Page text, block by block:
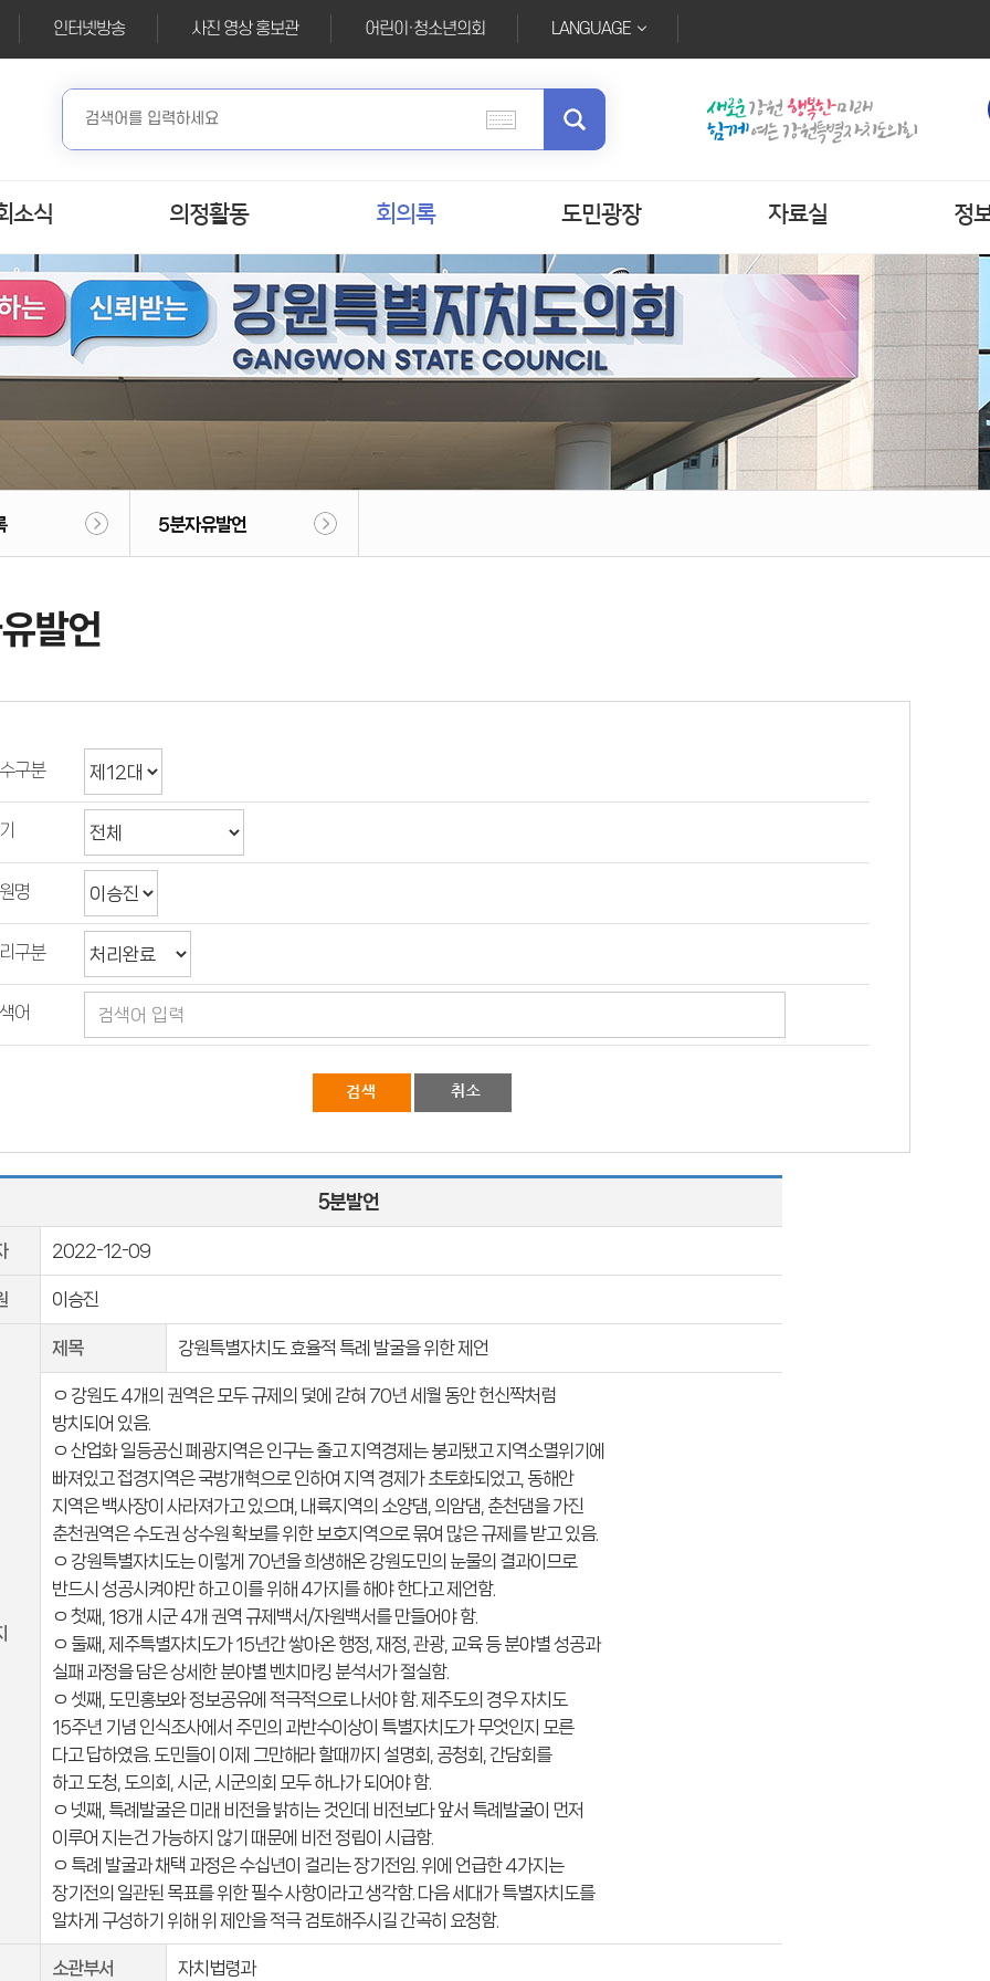
인터넷방송 사진 영상 홍보관 어린이·청소년의회 LANGUAGE
소식 의정활동 회의록 도민광장 자료실 정
5분자유발언
발언
구분
명
구분
어
5분발언
2022-12-09
이승진
제목 강원특별자치도 효율적 특례 발굴을 위한 제언
ㅇ 강원도 4개의 권역은 모두 규제의 덫에 갇혀 70년 세월 동안 헌신짝처럼
방치되어 있음.
ㅇ 산업화 일등공신 폐광지역은 인구는 줄고 지역경제는 붕괴됐고 지역소멸위기에
빠져있고 접경지역은 국방개혁으로 인하여 지역 경제가 초토화되었고, 동해안
지역은 백사장이 사라져가고 있으며, 내륙지역의 소양댐, 의암댐, 춘천댐을 가진
춘천권역은 수도권 상수원 확보를 위한 보호지역으로 묶여 많은 규제를 받고 있음.
ㅇ 강원특별자치도는 이렇게 70년을 희생해온 강원도민의 눈물의 결과이므로
반드시 성공시켜야만 하고 이를 위해 4가지를 해야 한다고 제언함.
ㅇ 첫째, 18개 시군 4개 권역 규제백서/자원백서를 만들어야 함.
ㅇ 둘째, 제주특별자치도가 15년간 쌓아온 행정, 재정, 관광, 교육 등 분야별 성공과
실패 과정을 담은 상세한 분야별 벤치마킹 분석서가 절실함.
ㅇ 셋째, 도민홍보와 정보공유에 적극적으로 나서야 함. 제주도의 경우 자치도
15주년 기념 인식조사에서 주민의 과반수이상이 특별자치도가 무엇인지 모른
다고 답하였음. 도민들이 이제 그만해라 할때까지 설명회, 공청회, 간담회를
하고 도청, 도의회, 시군, 시군의회 모두 하나가 되어야 함.
ㅇ 넷째, 특례발굴은 미래 비전을 밝히는 것인데 비전보다 앞서 특례발굴이 먼저
이루어 지는건 가능하지 않기 때문에 비전 정립이 시급함.
ㅇ 특례 발굴과 채택 과정은 수십년이 걸리는 장기전임. 위에 언급한 4가지는
장기전의 일관된 목표를 위한 필수 사항이라고 생각함. 다음 세대가 특별자치도를
알차게 구성하기 위해 위 제안을 적극 검토해주시길 간곡히 요청함.
소관부서 자치법령과